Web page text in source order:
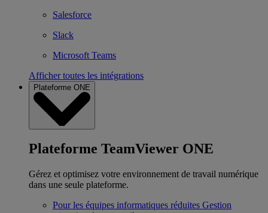
Salesforce
Slack
Microsoft Teams
Afficher toutes les intégrations
Plateforme ONE
Plateforme TeamViewer ONE
Gérez et optimisez votre environnement de travail numérique
dans une seule plateforme.
Pour les équipes informatiques réduites Gestion